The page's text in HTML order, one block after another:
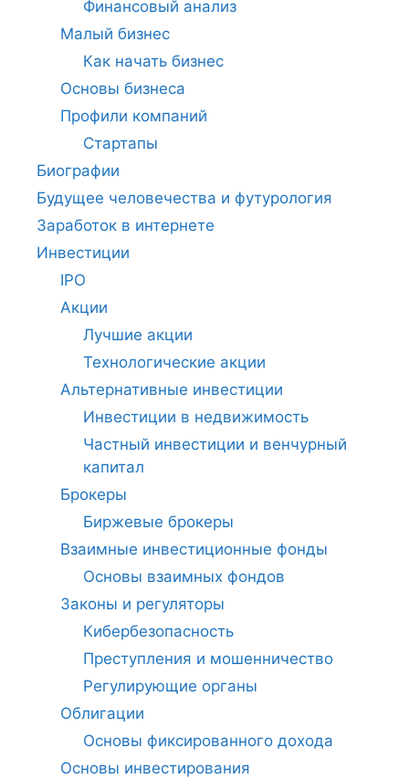
Финансовый анализ
Малый бизнес
Как начать бизнес
Основы бизнеса
Профили компаний
Стартапы
Биографии
Будущее человечества и футурология
Заработок в интернете
Инвестиции
IPO
Акции
Лучшие акции
Технологические акции
Альтернативные инвестиции
Инвестиции в недвижимость
Частный инвестиции и венчурный
капитал
Брокеры
Биржевые брокеры
Взаимные инвестиционные фонды
Основы взаимных фондов
Законы и регуляторы
Кибербезопасность
Преступления и мошенничество
Регулирующие органы
Облигации
Основы фиксированного дохода
Основы инвестирования